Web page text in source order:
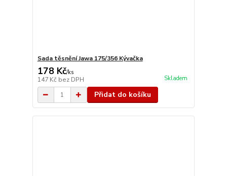
Sada těsnění Jawa 175/356 Kývačka
178 Kč/ks
147 Kč bez DPH Skladem
Přidat do košíku